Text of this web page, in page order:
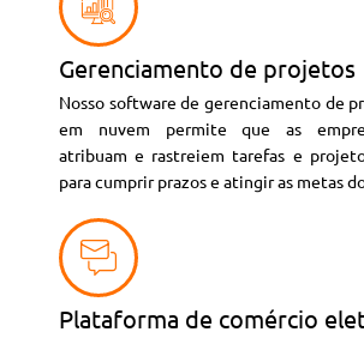
Gerenciamento de projetos
Nosso software de gerenciamento de
em nuvem permite que as
atribuam e rastreiem tarefas e
para cumprir prazos e atingir as metas
Plataforma de comércio